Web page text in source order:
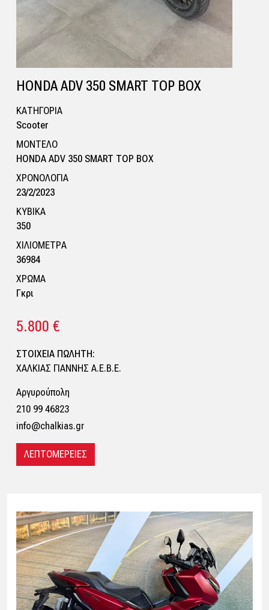
HONDA ADV 350 SMART TOP BOX
ΚΑΤΗΓΟΡΙΑ
Scooter
ΜΟΝΤΕΛΟ
HONDA ADV 350 SMART TOP BOX
ΧΡΟΝΟΛΟΓΙΑ
23/2/2023
ΚΥΒΙΚΑ
350
ΧΙΛΙΟΜΕΤΡΑ
36984
ΧΡΩΜΑ
Γκρι
5.800 €
ΣΤΟΙΧΕΙΑ ΠΩΛΗΤΗ:
ΧΑΛΚΙΑΣ ΓΙΑΝΝΗΣ Α.Ε.Β.Ε.
Αργυρούπολη
210 99 46823
info@chalkias.gr
ΛΕΠΤΟΜΕΡΕΙΕΣ